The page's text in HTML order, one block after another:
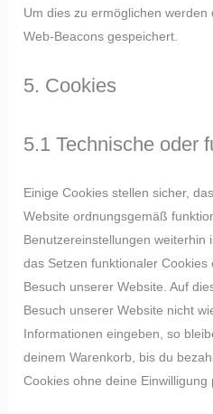
Um dies zu ermöglichen
Web-Beacons gespeichert.
5. Cookies
5.1 Technische oder
Einige Cookies stellen sicher,
Website ordnungsgemäß
Benutzereinstellungen weiterhin
das Setzen funktionaler Cookies
Besuch unserer Website. Auf
Besuch unserer Website nicht
Informationen eingeben, so
deinem Warenkorb, bis du
Cookies ohne deine Einwilligung